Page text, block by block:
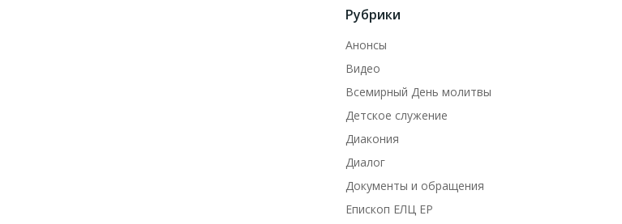
Рубрики
Анонсы
Видео
Всемирный День молитвы
Детское служение
Диакония
Диалог
Документы и обращения
Епископ ЕЛЦ ЕР